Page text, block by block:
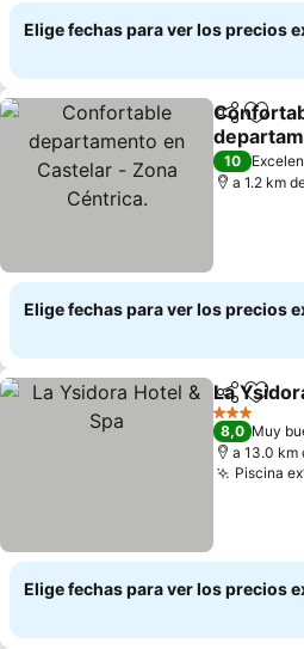
Elige fechas para ver los precios
Compartir
Castelar
Ver
10
a 1.2 km
Elige fechas para ver los precios
Compartir
La
3 Estrellas
8,0 Muy
a 13.0 km
Piscina
Elige fechas para ver los precios